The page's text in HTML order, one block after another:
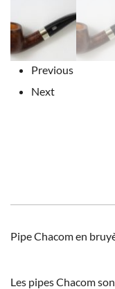
Previous
Next
Pipe Chacom en
Les pipes Chacom